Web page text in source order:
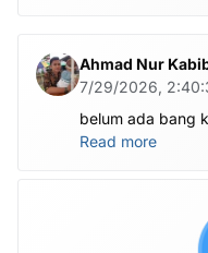
Ahmad Nur
7/29/2026,
belum ada bang kalo build
X1201-
Read more